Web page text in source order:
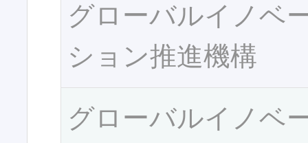
グローバルイノベ
ション推進機構
グローバルイノベ